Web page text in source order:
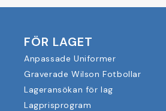
FÖR LAGET
Anpassade Uniformer
Graverade Wilson Fotbollar
Lageransökan för lag
Lagprisprogram